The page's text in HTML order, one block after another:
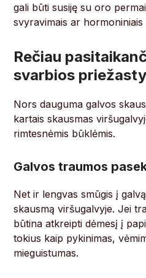
gali būti susiję su oro
svyravimais ar hormoniniais
Rečiau
svarbios
Nors dauguma galvos
kartais skausmas
rimtesnėmis būklėmis.
Galvos traumos
Net ir lengvas smūgis į
skausmą viršugalvyje. Jei
būtina atkreipti dėmesį į
tokius kaip pykinimas,
mieguistumas.